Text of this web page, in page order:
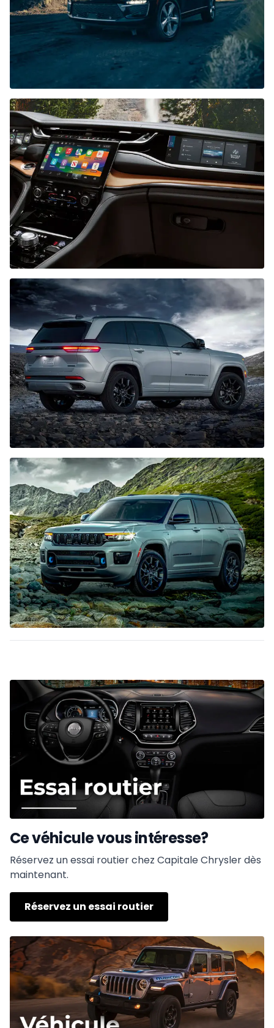
Ce véhicule vous intéresse?
Réservez un essai routier chez Capitale Chrysler dès
maintenant.
Réservez un essai routier